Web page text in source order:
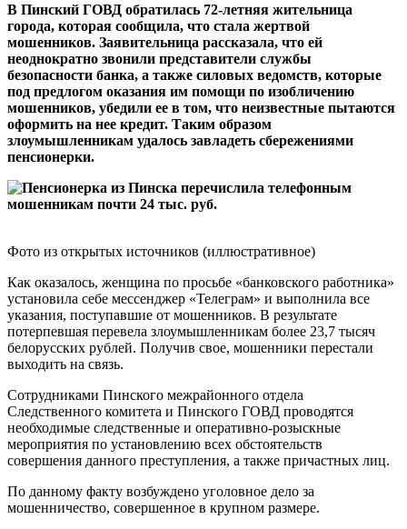
В Пинский ГОВД обратилась 72-летняя жительница
города, которая сообщила, что стала жертвой
мошенников. Заявительница рассказала, что ей
неоднократно звонили представители службы
безопасности банка, а также силовых ведомств, которые
под предлогом оказания им помощи по изобличению
мошенников, убедили ее в том, что неизвестные пытаются
оформить на нее кредит. Таким образом
злоумышленникам удалось завладеть сбережениями
пенсионерки.
Фото из открытых источников (иллюстративное)
Как оказалось, женщина по просьбе «банковского работника»
установила себе мессенджер «Телеграм» и выполнила все
указания, поступавшие от мошенников. В результате
потерпевшая перевела злоумышленникам более 23,7 тысяч
белорусских рублей. Получив свое, мошенники перестали
выходить на связь.
Сотрудниками Пинского межрайонного отдела
Следственного комитета и Пинского ГОВД проводятся
необходимые следственные и оперативно-розыскные
мероприятия по установлению всех обстоятельств
совершения данного преступления, а также причастных лиц.
По данному факту возбуждено уголовное дело за
мошенничество, совершенное в крупном размере.